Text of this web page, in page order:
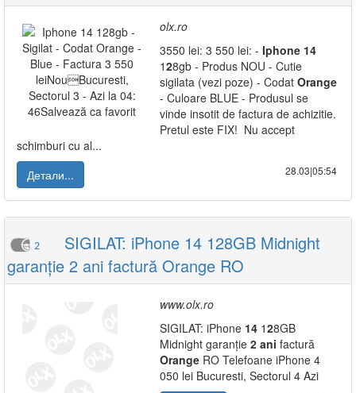
olx.ro
3550 lei: 3 550 lei: - Iphone 14
128gb - Produs NOU - Cutie
sigilata (vezi poze) - Codat Orange
- Culoare BLUE - Produsul se
vinde insotit de factura de achizitie.
Pretul este FIX! Nu accept
schimburi cu al...
Детали...
28.03|05:54
2
SIGILAT: iPhone 14 128GB Midnight
garanție 2 ani factură Orange RO
www.olx.ro
SIGILAT: iPhone 14 128GB
Midnight garanție 2 ani factură
Orange RO Telefoane iPhone 4
050 lei Bucuresti, Sectorul 4 Azi